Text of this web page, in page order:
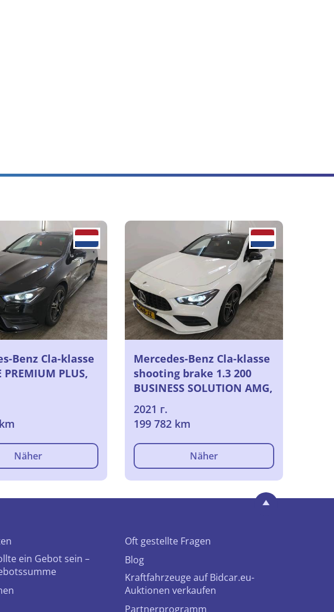
Benz Cla-klasse
PREMIUM PLUS,
Näher
Mercedes-Benz Cla-klasse
shooting brake 1.3 200
BUSINESS SOLUTION AMG,
2021
2021 г.
199 782 km
Näher
ein Gebot sein –
Oft gestellte Fragen
Blog
Kraftfahrzeuge auf Bidcar.eu-
Auktionen verkaufen
Partnerprogramm